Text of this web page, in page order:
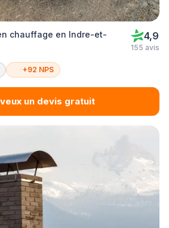
chauffage en Indre-et-
4,9
155 avis
+92 NPS
un devis gratuit